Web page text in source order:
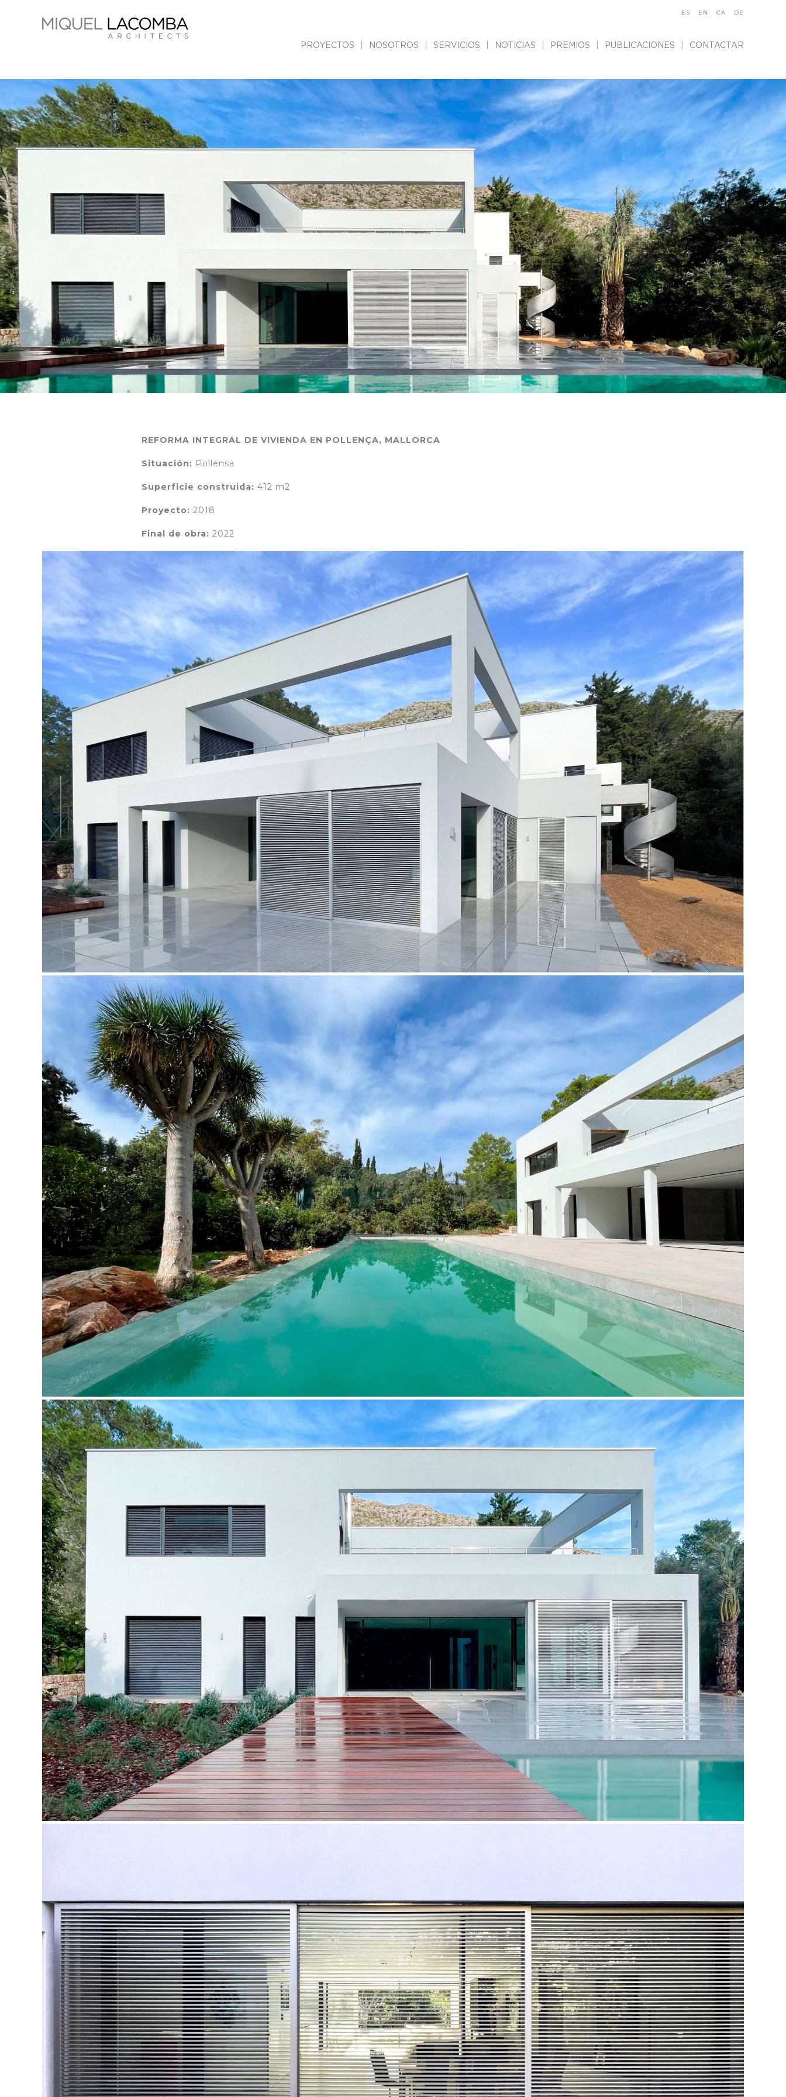
PROYECTOS NOSOTROS SERVICIOS NOTICIAS PREMIOS PUBLICACIONES CONTACTAR
ES EN CA DE
REFORMA INTEGRAL DE VIVIENDA EN POLLENÇA, MALLORCA
Situación: Pollensa
Superficie construida: 412 m2
Proyecto: 2018
Final de obra: 2022